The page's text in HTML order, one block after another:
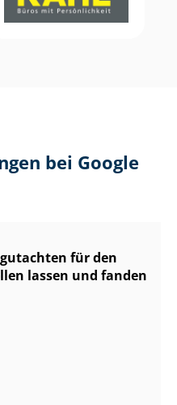
bei Google
für den
lassen und fanden